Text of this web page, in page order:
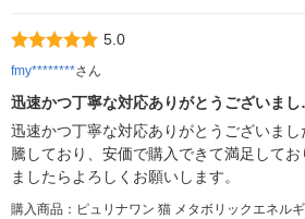
5.0
fmy********さん
迅速かつ丁寧な対応ありがとうございま
迅速かつ丁寧な対応ありがとうございま
騰しており、安価で購入できて満足して
ましたらよろしくお願いします。
購入商品：ピュリナワン 猫 メタボリックエネル